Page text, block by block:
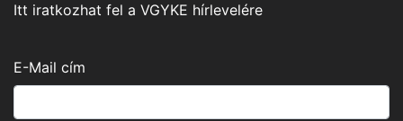
Itt iratkozhat fel a VGYKE hírlevelére
E-Mail cím